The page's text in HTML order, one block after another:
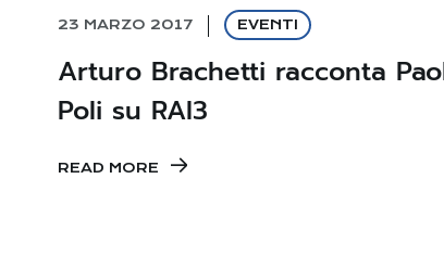
23 MARZO 2017 EVENTI
Arturo Brachetti racconta
Poli su RAI3
READ MORE